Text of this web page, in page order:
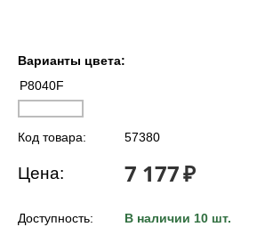
Варианты цвета:
P8040F
Код товара: 57380
Цена: 7 177₽
Доступность:
В наличии 10 шт.